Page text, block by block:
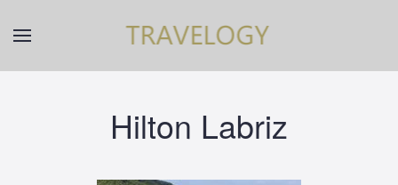
Skip to main content
Hilton Labriz